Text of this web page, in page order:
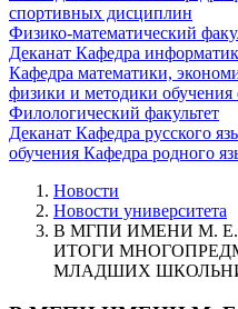
спортивных дисциплин
Физико-математический
Деканат Кафедра
Кафедра математики,
физики и методики обучения
Филологический факультет
Деканат Кафедра русского
обучения Кафедра родного
Новости
Новости университета
В МГПИ ИМЕНИ М.
ИТОГИ
МЛАДШИХ